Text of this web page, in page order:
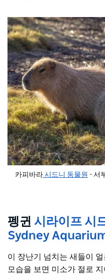
카피바라시드니 동물원 - 서
펭귄 시라이프 시
Sydney
이 장난기 넘치는 새들이
모습을 보면 미소가 절로